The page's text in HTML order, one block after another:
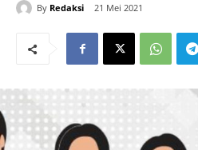
By Redaksi 21 Mei 2021